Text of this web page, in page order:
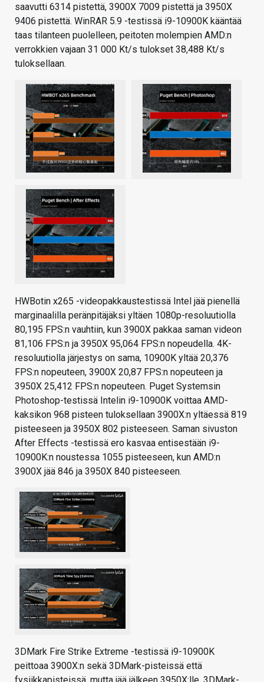
saavutti 6314 pistettä, 3900X 7009 pistettä ja 3950X
9406 pistettä. WinRAR 5.9 -testissä i9-10900K kääntää
taas tilanteen puolelleen, peitoten molempien AMD:n
verrokkien vajaan 31 000 Kt/s tulokset 38,488 Kt/s
tuloksellaan.
HWBotin x265 -videopakkaustestissä Intel jää pienellä
marginaalilla peränpitäjäksi yltäen 1080p-resoluutiolla
80,195 FPS:n vauhtiin, kun 3900X pakkaa saman videon
81,106 FPS:n ja 3950X 95,064 FPS:n nopeudella. 4K-
resoluutiolla järjestys on sama, 10900K yltää 20,376
FPS:n nopeuteen, 3900X 20,87 FPS:n nopeuteen ja
3950X 25,412 FPS:n nopeuteen. Puget Systemsin
Photoshop-testissä Intelin i9-10900K voittaa AMD-
kaksikon 968 pisteen tuloksellaan 3900X:n yltäessä 819
pisteeseen ja 3950X 802 pisteeseen. Saman sivuston
After Effects -testissä ero kasvaa entisestään i9-
10900K:n noustessa 1055 pisteeseen, kun AMD:n
3900X jää 846 ja 3950X 840 pisteeseen.
3DMark Fire Strike Extreme -testissä i9-10900K
peittoaa 3900X:n sekä 3DMark-pisteissä että